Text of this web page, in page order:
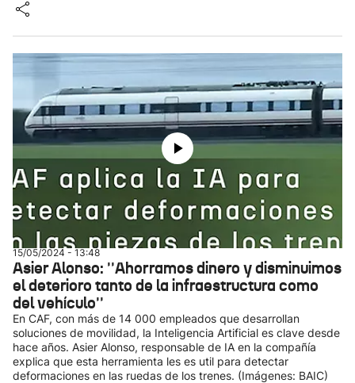
15/05/2024 - 13:48
Asier Alonso: ''Ahorramos dinero y disminuimos
el deterioro tanto de la infraestructura como
del vehículo''
En CAF, con más de 14 000 empleados que desarrollan
soluciones de movilidad, la Inteligencia Artificial es clave desde
hace años. Asier Alonso, responsable de IA en la compañía
explica que esta herramienta les es util para detectar
deformaciones en las ruedas de los trenes. (Imágenes: BAIC)